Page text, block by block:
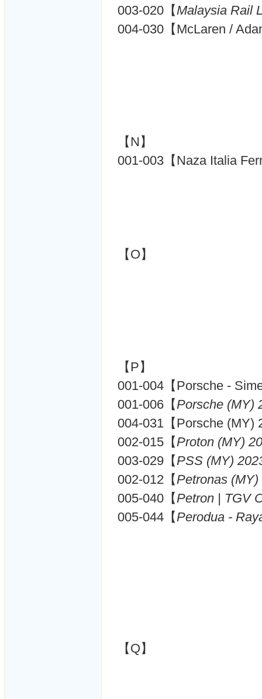
003-020【Malaysia Rail
004-030【McLaren /
【N】
001-003【Naza Italia
【O】
【P】
001-004【Porsche -
001-006【Porsche (MY)
004-031【Porsche (MY)
002-015【Proton (MY)
003-029【PSS (MY)
002-012【Petronas (MY)
005-040【Petron | TGV
005-044【Perodua -
【Q】